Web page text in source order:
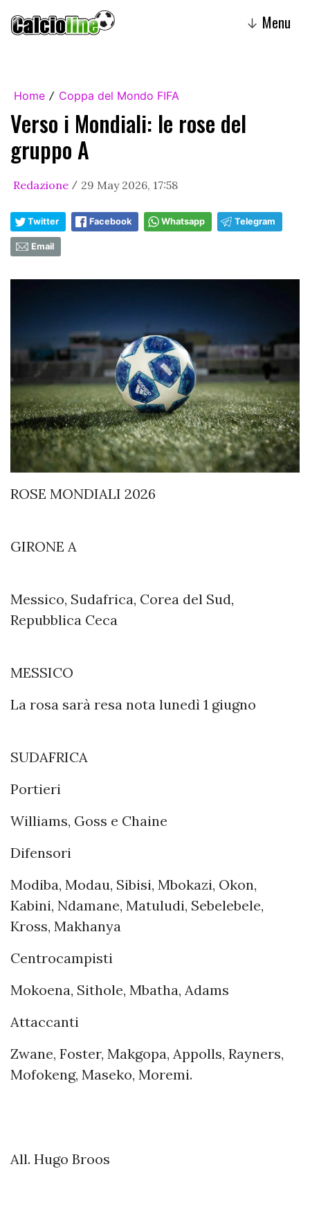
↓ Menu
Home / Coppa del Mondo FIFA
Verso i Mondiali: le rose del
gruppo A
Redazione / 29 May 2026, 17:58
Twitter Facebook Whatsapp Telegram
Email
ROSE MONDIALI 2026
GIRONE A
Messico, Sudafrica, Corea del Sud,
Repubblica Ceca
MESSICO
La rosa sarà resa nota lunedì 1 giugno
SUDAFRICA
Portieri
Williams, Goss e Chaine
Difensori
Modiba, Modau, Sibisi, Mbokazi, Okon,
Kabini, Ndamane, Matuludi, Sebelebele,
Kross, Makhanya
Centrocampisti
Mokoena, Sithole, Mbatha, Adams
Attaccanti
Zwane, Foster, Makgopa, Appolls, Rayners,
Mofokeng, Maseko, Moremi.
All. Hugo Broos